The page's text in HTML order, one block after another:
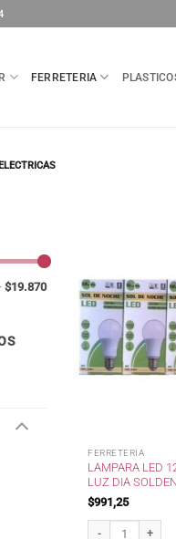
FERRETERIA
$19.870
FERRETERIA
LAMPARA LED
LUZ DIA
$991,25